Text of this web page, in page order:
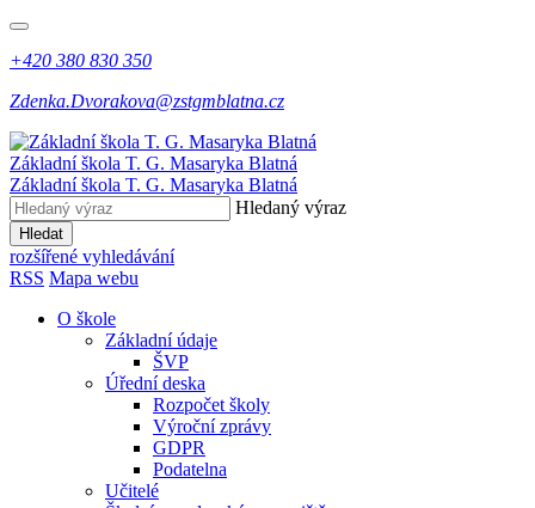
+420 380 830 350
Zdenka.Dvorakova@zstgmblatna.cz
Základní škola T. G. Masaryka Blatná
Základní škola T. G. Masaryka Blatná
Hledaný výraz
Hledat
rozšířené vyhledávání
RSS Mapa webu
O škole
Základní údaje
ŠVP
Úřední deska
Rozpočet školy
Výroční zprávy
GDPR
Podatelna
Učitelé